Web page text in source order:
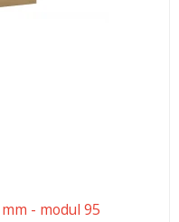
- modul 95